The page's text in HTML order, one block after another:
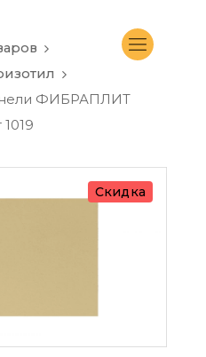
ФИБРАПЛИТ
Скидка